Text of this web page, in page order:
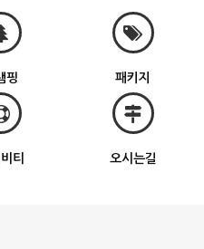
핑 패키지
티 오시는길